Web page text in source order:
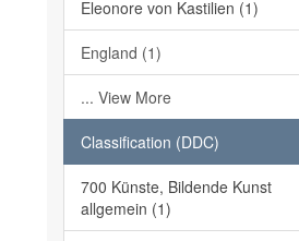
Eleonore von Kastilien (1)
England (1)
... View More
Classification (DDC)
700 Künste, Bildende Kunst
allgemein (1)